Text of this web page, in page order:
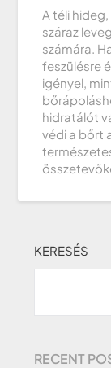
A téli
száraz
számára.
feszülésre
igényel,
hidratálót
védi a bőrt
KERESÉS
RECENT